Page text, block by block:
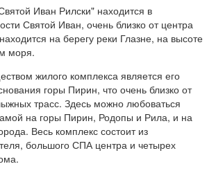
Иван Рилски" находится в
Святой Иван, очень близко от центра
на берегу реки Глазне, на высоте
моря.
жилого комплекса является его
горы Пирин, что очень близко от
трасс. Здесь можно любоваться
на горы Пирин, Родопы и Рила, и на
Весь комплекс состоит из
большого СПА центра и четырех